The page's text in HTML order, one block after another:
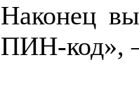
Наконец
ПИН-код»,